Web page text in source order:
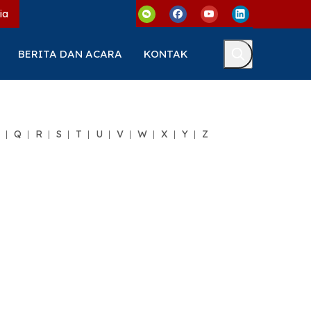
BERITA DAN ACARA KONTAK
Q R S T U V W X Y Z